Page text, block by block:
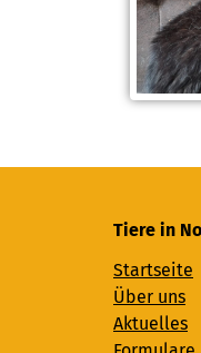
Tiere in
Startseite
Über uns
Aktuelles